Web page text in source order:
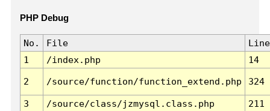
PHP Debug
No. File
Line
1
/index.php 14
2 /source/function/function_extend.php 324
3 /source/class/jzmysql.class.php
211